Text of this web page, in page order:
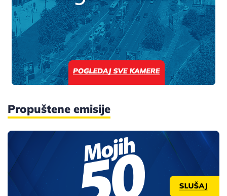
Propuštene emisije